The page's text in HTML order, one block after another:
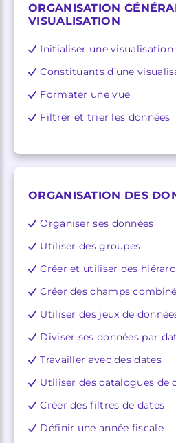
ORGANISATION
VISUALISATION
Initialiser une visualisation
Constituants d’une
Formater une vue
Filtrer et trier les données
ORGANISATION DES
Organiser ses données
Utiliser des groupes
Créer et utiliser des
Créer des champs
Utiliser des jeux de
Diviser ses données par
Travailler avec des dates
Utiliser des catalogues de
Créer des filtres de dates
Définir une année fiscale